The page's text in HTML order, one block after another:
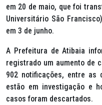
em 20 de maio, que foi
Universitário São
em 3 de junho.
A Prefeitura de Atibaia
registrado um aumento de
902 notificações, entre as
estão em investigação e
casos foram descartados.